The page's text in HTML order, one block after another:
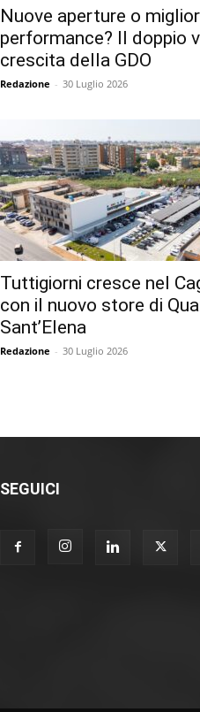
Nuove aperture o
performance? Il doppio
crescita della GDO
Redazione - 30 Luglio 2026
Tuttigiorni cresce nel
con il nuovo store di
Sant’Elena
Redazione - 30 Luglio 2026
SEGUICI